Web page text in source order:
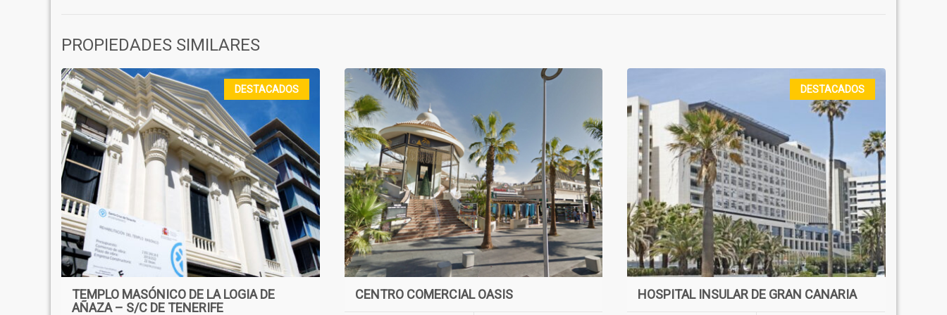
PROPIEDADES SIMILARES
DESTACADOS
TEMPLO MASÓNICO DE LA LOGIA DE
AÑAZA – S/C DE TENERIFE
CENTRO COMERCIAL OASIS
DESTACADOS
HOSPITAL INSULAR DE GRAN CANARIA